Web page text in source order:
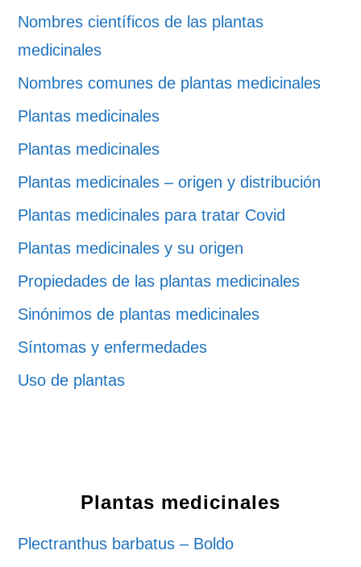
Nombres científicos de las plantas
medicinales
Nombres comunes de plantas medicinales
Plantas medicinales
Plantas medicinales
Plantas medicinales – origen y distribución
Plantas medicinales para tratar Covid
Plantas medicinales y su origen
Propiedades de las plantas medicinales
Sinónimos de plantas medicinales
Síntomas y enfermedades
Uso de plantas
Plantas medicinales
Plectranthus barbatus – Boldo